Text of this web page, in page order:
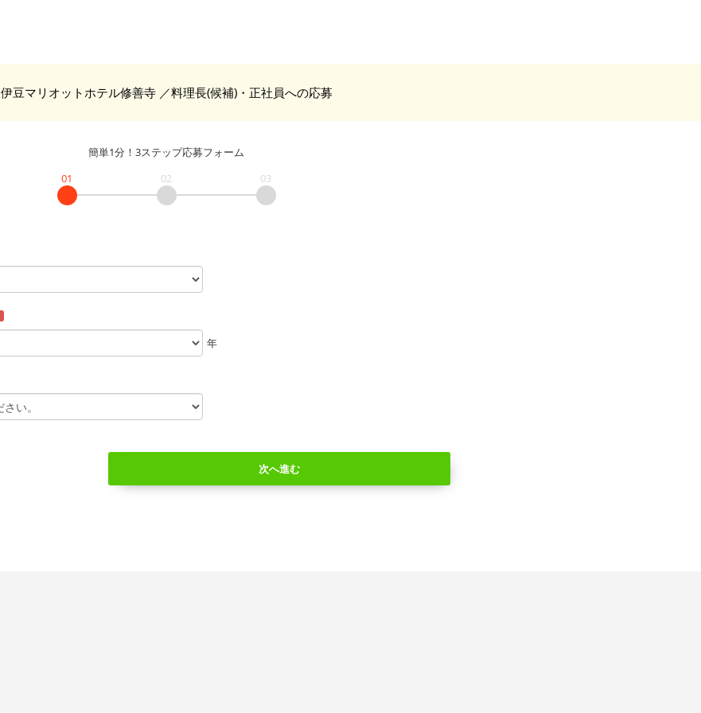
伊豆マリオットホテル修善寺 ／料理長(候補)・正社員への応募
簡単1分！3ステップ応募フォーム
01
02 03
年
次へ進む